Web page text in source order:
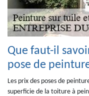
Que faut-il
pose de
Les prix des poses de
superficie de la toiture à